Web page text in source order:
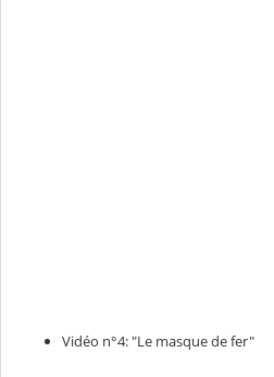
Vidéo n°4: "Le masque de fer"